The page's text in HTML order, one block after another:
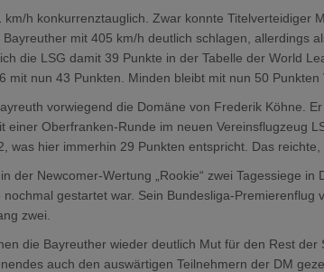
h konkurrenztauglich. Zwar konnte Titelverteidiger
mit 405 km/h deutlich schlagen, allerdings
die LSG damit 39 Punkte in der Tabelle der World
mit nun 43 Punkten. Minden bleibt mit nun 50
vorwiegend die Domäne von Frederik Köhne.
einer Oberfranken-Runde im neuen Vereinsflugzeug
was hier immerhin 29 Punkten entspricht. Das reichte,
der Newcomer-Wertung „Rookie“ zwei Tagessiege
gestartet war. Sein Bundesliga-Premierenflug
zwei.
die Bayreuther wieder deutlich Mut für den Rest
auch den auswärtigen Teilnehmern der DM